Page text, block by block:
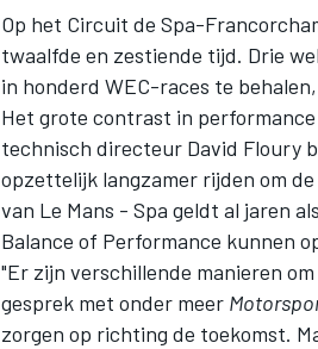
WEC DTM
Op het Circuit de Spa-
twaalfde en zestiende tijd. Drie
in honderd WEC-races te
Het grote contrast in
technisch directeur David Floury
opzettelijk langzamer rijden om
van Le Mans - Spa geldt al jaren
Balance of Performance kunnen
"Er zijn verschillende manieren
gesprek met onder meer
zorgen op richting de toekomst.